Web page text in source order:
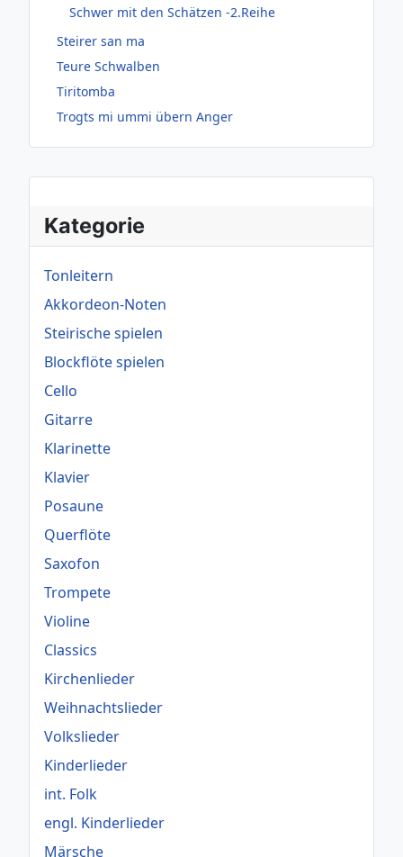
Kategorie
Tonleitern
Akkordeon-Noten
Steirische spielen
Blockflöte spielen
Cello
Gitarre
Klarinette
Klavier
Posaune
Querflöte
Saxofon
Trompete
Violine
Classics
Kirchenlieder
Weihnachtslieder
Volkslieder
Kinderlieder
int. Folk
engl. Kinderlieder
Märsche
Schwer mit den Schätzen -2.Reihe
Steirer san ma
Teure Schwalben
Tiritomba
Trogts mi ummi übern Anger